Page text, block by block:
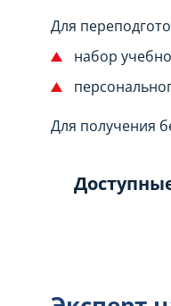
Для
набор
Для получения